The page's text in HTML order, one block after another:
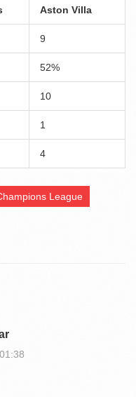
Aston Villa
9
52%
10
1
4
League